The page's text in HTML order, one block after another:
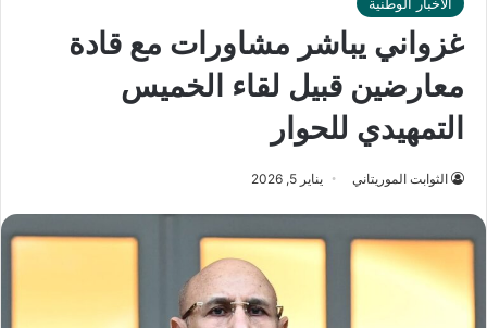
غزواني يباشر مشاورات مع قادة
معارضين قبيل لقاء الخميس
التمهيدي للحوار
الثوابت الموريتاني يناير 5, 2026